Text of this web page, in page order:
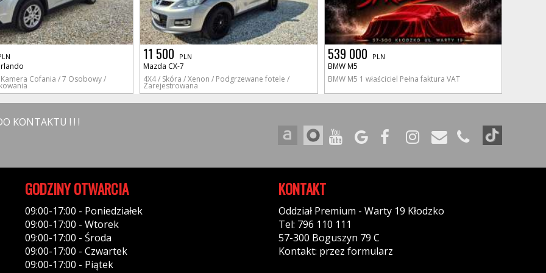
Cofania / 7 Osobowy /
11 500 PLN
Mazda CX-7
4X4 / Skóra / Xenon / Podgrzewane fotele /
Zarejestrowana
539 000 PLN
BMW M5
BMW M5 1 właściciel Pełna faktura VAT
KONTAKTU ! ! !
GODZINY OTWARCIA
09:00-17:00 - Poniedziałek
09:00-17:00 - Wtorek
09:00-17:00 - Środa
09:00-17:00 - Czwartek
09:00-17:00 - Piątek
KONTAKT
Oddział Premium - Warty 19 Kłodzko
Tel: 796 110 111
57-300 Boguszyn 79 C
Kontakt: przez formularz